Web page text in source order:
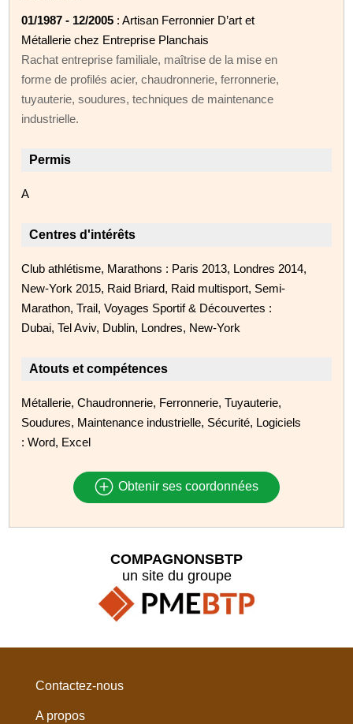
01/1987 - 12/2005 : Artisan Ferronnier D’art et
Métallerie chez Entreprise Planchais
Rachat entreprise familiale, maîtrise de la mise en
forme de profilés acier, chaudronnerie, ferronnerie,
tuyauterie, soudures, techniques de maintenance
industrielle.
Permis
A
Centres d'intérêts
Club athlétisme, Marathons : Paris 2013, Londres 2014,
New-York 2015, Raid Briard, Raid multisport, Semi-
Marathon, Trail, Voyages Sportif & Découvertes :
Dubai, Tel Aviv, Dublin, Londres, New-York
Atouts et compétences
Métallerie, Chaudronnerie, Ferronnerie, Tuyauterie,
Soudures, Maintenance industrielle, Sécurité, Logiciels
: Word, Excel
Obtenir ses coordonnées
COMPAGNONSBTP
un site du groupe
Contactez-nous
A propos